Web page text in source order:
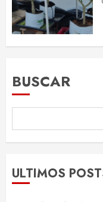
BUSCAR
ULTIMOS